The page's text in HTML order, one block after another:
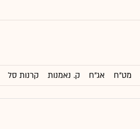
מט"ח אג"ח ק. נאמנות קרנות סל